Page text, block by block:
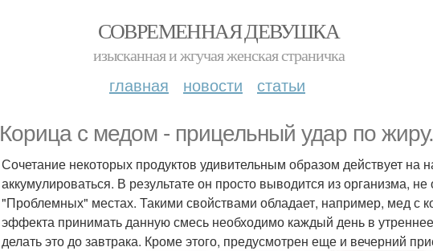
СОВРЕМЕННАЯ ДЕВУШКА
изысканная и жгучая женская страничка
главная новости статьи
Корица с медом - прицельный удар по жиру.
Сочетание некоторых продуктов удивительным образом действует на
аккумулироваться. В результате он просто выводится из организма,
"Проблемных" местах. Такими свойствами обладает, например, мед с
эффекта принимать данную смесь необходимо каждый день в
делать это до завтрака. Кроме этого, предусмотрен еще и вечерний